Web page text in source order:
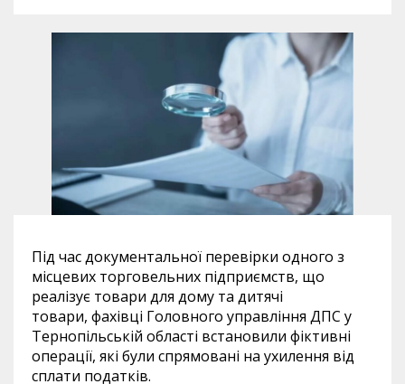
Під час документальної перевірки одного з
місцевих торговельних підприємств, що
реалізує товари для дому та дитячі
товари, фахівці Головного управління ДПС у
Тернопільській області встановили фіктивні
операції, які були спрямовані на ухилення від
сплати податків.